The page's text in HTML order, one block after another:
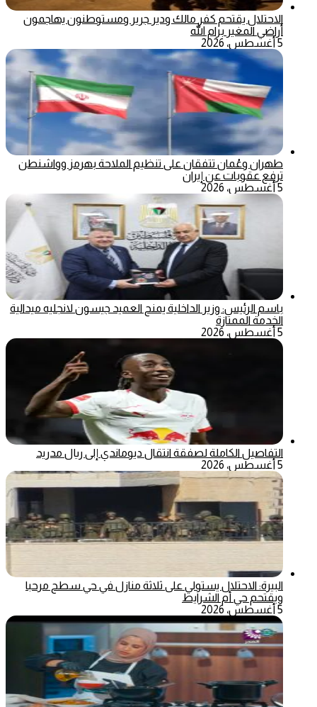
الاحتلال يقتحم كفر مالك ودير جرير ومستوطنون يهاجمون
أراضي المغير برام الله
5 أغسطس، 2026
طهران وعُمان تتفقان على تنظيم الملاحة بهرمز وواشنطن
ترفع عقوبات عن إيران
5 أغسطس، 2026
باسم الرئيس: وزير الداخلية يمنح العميد جيسون لانجليه ميدالية
الخدمة الممتازة
5 أغسطس، 2026
التفاصيل الكاملة لصفقة انتقال ديوماندي إلى ريال مدريد
5 أغسطس، 2026
البيرة: الاحتلال يستولي على ثلاثة منازل في حي سطح مرحبا
ويقتحم حي أم الشرايط
5 أغسطس، 2026